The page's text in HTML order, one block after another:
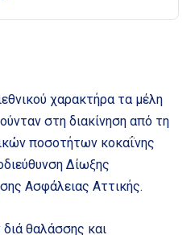
χαρακτήρα τα μέλη
στη διακίνηση από τη
ποσοτήτων κοκαΐνης
Δίωξης
Ασφάλειας Αττικής.
θαλάσσης και